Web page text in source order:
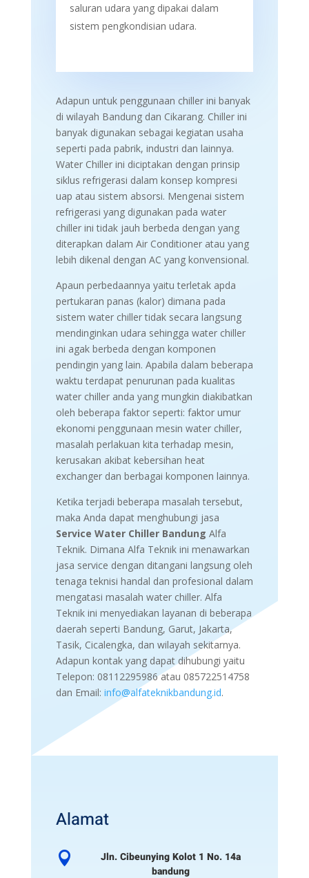
saluran udara yang dipakai dalam
sistem pengkondisian udara.
Adapun untuk penggunaan chiller ini banyak
di wilayah Bandung dan Cikarang. Chiller ini
banyak digunakan sebagai kegiatan usaha
seperti pada pabrik, industri dan lainnya.
Water Chiller ini diciptakan dengan prinsip
siklus refrigerasi dalam konsep kompresi
uap atau sistem absorsi. Mengenai sistem
refrigerasi yang digunakan pada water
chiller ini tidak jauh berbeda dengan yang
diterapkan dalam Air Conditioner atau yang
lebih dikenal dengan AC yang konvensional.
Apaun perbedaannya yaitu terletak apda
pertukaran panas (kalor) dimana pada
sistem water chiller tidak secara langsung
mendinginkan udara sehingga water chiller
ini agak berbeda dengan komponen
pendingin yang lain. Apabila dalam beberapa
waktu terdapat penurunan pada kualitas
water chiller anda yang mungkin diakibatkan
oleh beberapa faktor seperti: faktor umur
ekonomi penggunaan mesin water chiller,
masalah perlakuan kita terhadap mesin,
kerusakan akibat kebersihan heat
exchanger dan berbagai komponen lainnya.
Ketika terjadi beberapa masalah tersebut,
maka Anda dapat menghubungi jasa
Service Water Chiller Bandung Alfa
Teknik. Dimana Alfa Teknik ini menawarkan
jasa service dengan ditangani langsung oleh
tenaga teknisi handal dan profesional dalam
mengatasi masalah water chiller. Alfa
Teknik ini menyediakan layanan di beberapa
daerah seperti Bandung, Garut, Jakarta,
Tasik, Cicalengka, dan wilayah sekitarnya.
Adapun kontak yang dapat dihubungi yaitu
Telepon: 08112295986 atau 085722514758
dan Email: info@alfateknikbandung.id.
Alamat

Jln. Cibeunying Kolot 1 No. 14a
bandung